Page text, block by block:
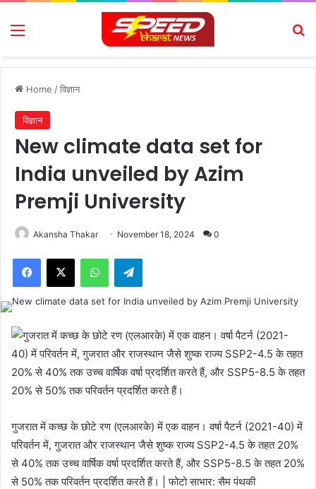
Menu
Home /विज्ञान
विज्ञान
New climate data set for
India unveiled by Azim
Premji University
Akansha Thakar November 18, 2024 0
Facebook
X WhatsAppTelegram
गुजरात में कच्छ के छोटे रण (एलआरके) में एक वाहन। वर्षा पैटर्न (2021-40) में
परिवर्तन में, गुजरात और राजस्थान जैसे शुष्क राज्य SSP2-4.5 के तहत 20%
से 40% तक उच्च वार्षिक वर्षा प्रदर्शित करते हैं, और SSP5-8.5 के तहत 20%
से 50% तक परिवर्तन प्रदर्शित करते हैं। | फोटो साभार: सैम पंथकी